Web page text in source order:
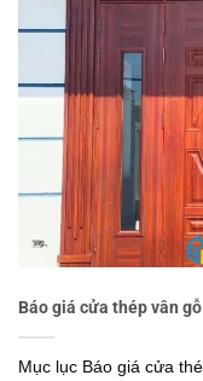
Báo giá cửa thép vân
Mục lục Báo giá cửa